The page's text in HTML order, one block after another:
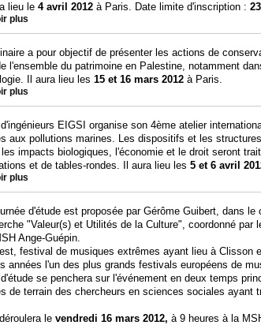
lieu le 4 avril 2012 à Paris. Date limite d'inscription :
plus
a pour objectif de présenter les actions de
l'ensemble du patrimoine en Palestine, notamment
Il aura lieu les 15 et 16 mars 2012 à Paris.
plus
EIGSI organise son 4ème atelier
aux pollutions marines. Les dispositifs et les
impacts biologiques, l'économie et le droit seront
et de tables-rondes. Il aura lieu les 5 et 6 avril
plus
d'étude est proposée par Gérôme Guibert, dans le
"Valeur(s) et Utilités de la Culture", coordonné par
Ange-Guépin.
festival de musiques extrêmes ayant lieu à Clisson
années l'un des plus grands festivals européens de
se penchera sur l'événement en deux temps
de terrain des chercheurs en sciences sociales ayant
le vendredi 16 mars 2012, à 9 heures à la